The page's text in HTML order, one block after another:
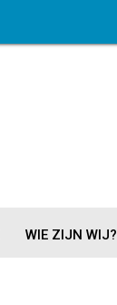
WIE ZIJN WIJ?